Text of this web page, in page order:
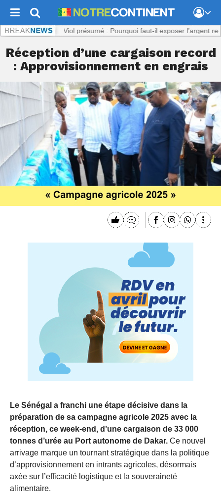
: Viol présumé : Pourquoi faut-il exposer l’argent reçu par
Réception d’une cargaison record
: Approvisionnement en engrais
Le Sénégal a franchi une étape décisive dans la
préparation de sa campagne agricole 2025 avec la
réception, ce week-end, d’une cargaison de 33 000
tonnes d’urée au Port autonome de Dakar. Ce nouvel
arrivage marque un tournant stratégique dans la politique
d’approvisionnement en intrants agricoles, désormais
axée sur l’efficacité logistique et la souveraineté
alimentaire.